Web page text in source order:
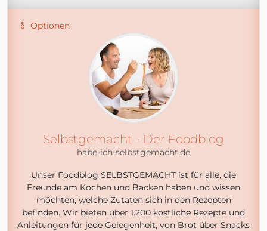
Optionen
Selbstgemacht - Der Foodblog
habe-ich-selbstgemacht.de
Unser Foodblog SELBSTGEMACHT ist für alle, die
Freunde am Kochen und Backen haben und wissen
möchten, welche Zutaten sich in den Rezepten
befinden. Wir bieten über 1.200 köstliche Rezepte und
Anleitungen für jede Gelegenheit, von Brot über Snacks